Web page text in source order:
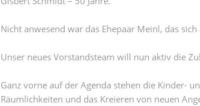
Nicht anwesend war das Ehepaar Meinl, das
Unser neues Vorstandsteam will nun aktiv die
Ganz vorne auf der Agenda stehen die Kinder-
Räumlichkeiten und das Kreieren von neuen